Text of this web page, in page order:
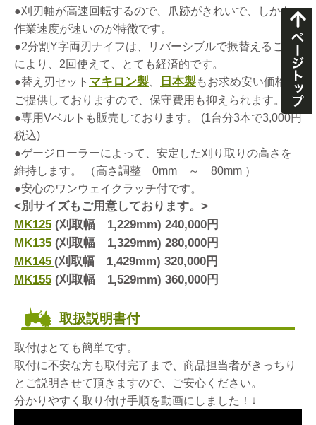
●刈刃軸が高速回転するので、爪跡がきれいで、しかも
作業速度が速いのが特徴です。
●2分割Y字両刃ナイフは、リバーシブルで振替えること
により、2回使えて、とても経済的です。
●替え刃セット マキロン製 日本製もお求め安い価格で
ご提供しておりますので、保守費用も抑えられます。
●専用Vベルトも販売しております。 (1台分3本で3,000円
税込)
●ゲージローラーによって、安定した刈り取りの高さを
維持します。 （高さ調整 0mm ～ 80mm ）
●安心のワンウェイクラッチ付です。
<別サイズもご用意しております。>
MK125 (刈取幅 1,229mm) 240,000円
MK135 (刈取幅 1,329mm) 280,000円
MK145 (刈取幅 1,429mm) 320,000円
MK155 (刈取幅 1,529mm) 360,000円
取扱説明書付
取付はとても簡単です。
取付に不安な方も取付完了まで、商品担当者がきっちり
とご説明させて頂きますので、ご安心ください。
分かりやすく取り付け手順を動画にしました！↓